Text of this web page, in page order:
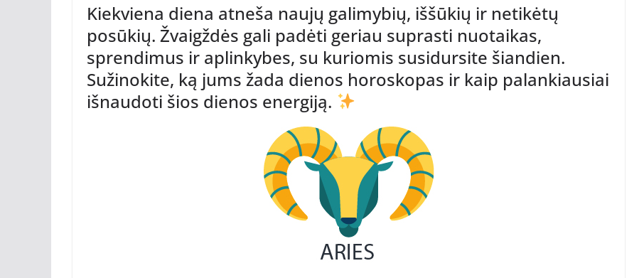
Kiekviena diena atneša naujų galimybių, iššūkių ir netikėtų
posūkių. Žvaigždės gali padėti geriau suprasti nuotaikas,
sprendimus ir aplinkybes, su kuriomis susidursite šiandien.
Sužinokite, ką jums žada dienos horoskopas ir kaip palankiausiai
išnaudoti šios dienos energiją.